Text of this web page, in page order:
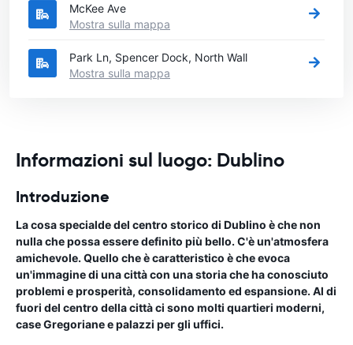
McKee Ave
Mostra sulla mappa
Park Ln, Spencer Dock, North Wall
Mostra sulla mappa
Informazioni sul luogo: Dublino
Introduzione
La cosa specialde del centro storico di Dublino è che non
nulla che possa essere definito più bello. C'è un'atmosfera
amichevole. Quello che è caratteristico è che evoca
un'immagine di una città con una storia che ha conosciuto
problemi e prosperità, consolidamento ed espansione. Al di
fuori del centro della città ci sono molti quartieri moderni,
case Gregoriane e palazzi per gli uffici.